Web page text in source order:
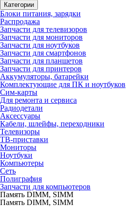
Категории
Блоки питания, зарядки
Распродажа
Запчасти для телевизоров
Запчасти для мониторов
Запчасти для ноутбуков
Запчасти для смартфонов
Запчасти для планшетов
Запчасти для принтеров
Аккумуляторы, батарейки
Комплектующие для ПК и ноутбуков
Сим-карты
Для ремонта и сервиса
Радиодетали
Аксессуары
Кабели, шлейфы, переходники
Телевизоры
ТВ-приставки
Мониторы
Ноутбуки
Компьютеры
Сеть
Полиграфия
Запчасти для компьютеров
Память DIMM, SIMM
Память DIMM, SIMM